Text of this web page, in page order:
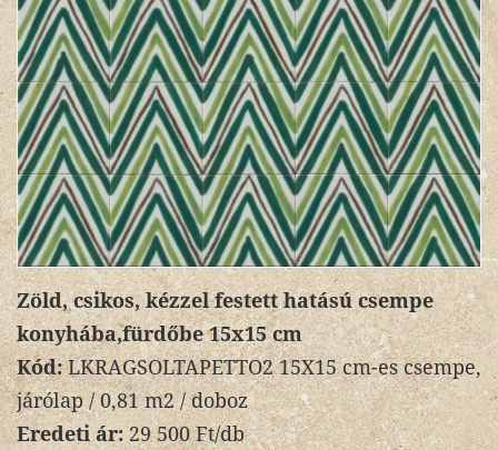
Zöld, csikos, kézzel festett hatású csempe
konyhába,fürdőbe 15x15 cm
Kód:LKRAGSOLTAPETTO2 15X15 cm-es csempe,
járólap / 0,81 m2 / doboz
Eredeti ár:29 500 Ft/db